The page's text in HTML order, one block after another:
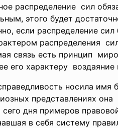
распределение сил
этого будет
если распределение
распределения
связь есть принцип
его характеру
носила имя
представлениях
дня примеров
в себя систему